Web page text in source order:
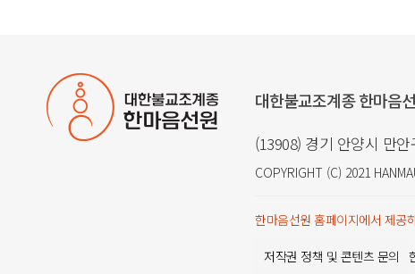
대한불교조계종 한마음
(13908) 경기 안양시 만
COPYRIGHT (C) 2021
한마음선원 홈페이지에서 제공
저작권 정책 및 콘텐츠 문의